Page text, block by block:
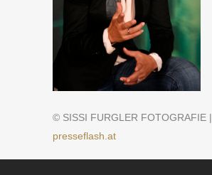
© SISSI FURGLER FOTOGRAFIE |
presseflash.at